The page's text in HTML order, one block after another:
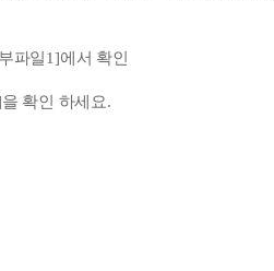
파일1]에서 확인
을 확인 하세요.